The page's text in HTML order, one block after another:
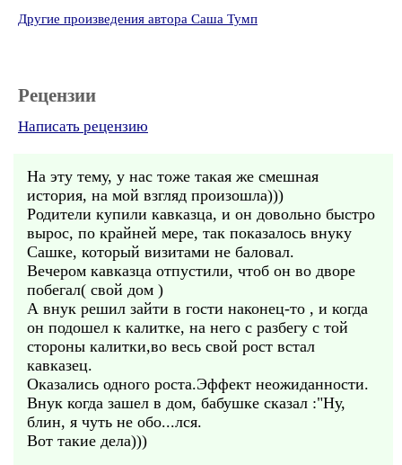
Другие произведения автора Саша Тумп
Рецензии
Написать рецензию
На эту тему, у нас тоже такая же смешная
история, на мой взгляд произошла)))
Родители купили кавказца, и он довольно быстро
вырос, по крайней мере, так показалось внуку
Сашке, который визитами не баловал.
Вечером кавказца отпустили, чтоб он во дворе
побегал( свой дом )
А внук решил зайти в гости наконец-то , и когда
он подошел к калитке, на него с разбегу с той
стороны калитки,во весь свой рост встал
кавказец.
Оказались одного роста.Эффект неожиданности.
Внук когда зашел в дом, бабушке сказал :"Ну,
блин, я чуть не обо...лся.
Вот такие дела)))